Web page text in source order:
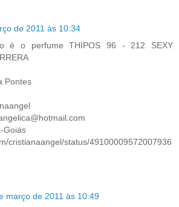
de 2011 às 10:34
é o perfume THIPOS 96 - 212 SEXY
Pontes
Goiás
cristianaangel/status/49100009572007936
março de 2011 às 10:49